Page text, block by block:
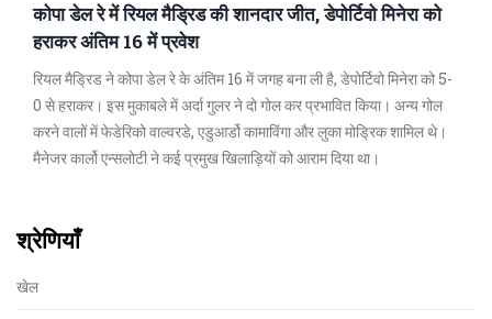
कोपा डेल रे में रियल मैड्रिड की शानदार जीत, डेपोर्टिवो मिनेरा को
हराकर अंतिम 16 में प्रवेश
रियल मैड्रिड ने कोपा डेल रे के अंतिम 16 में जगह बना ली है, डेपोर्टिवो मिनेरा को 5-
0 से हराकर। इस मुकाबले में अर्दा गुलर ने दो गोल कर प्रभावित किया। अन्य गोल
करने वालों में फेडेरिको वाल्वरडे, एडुआर्डो कामाविंगा और लुका मोड्रिक शामिल थे।
मैनेजर कार्लो एन्सलोटी ने कई प्रमुख खिलाड़ियों को आराम दिया था।
श्रेणियाँ
खेल